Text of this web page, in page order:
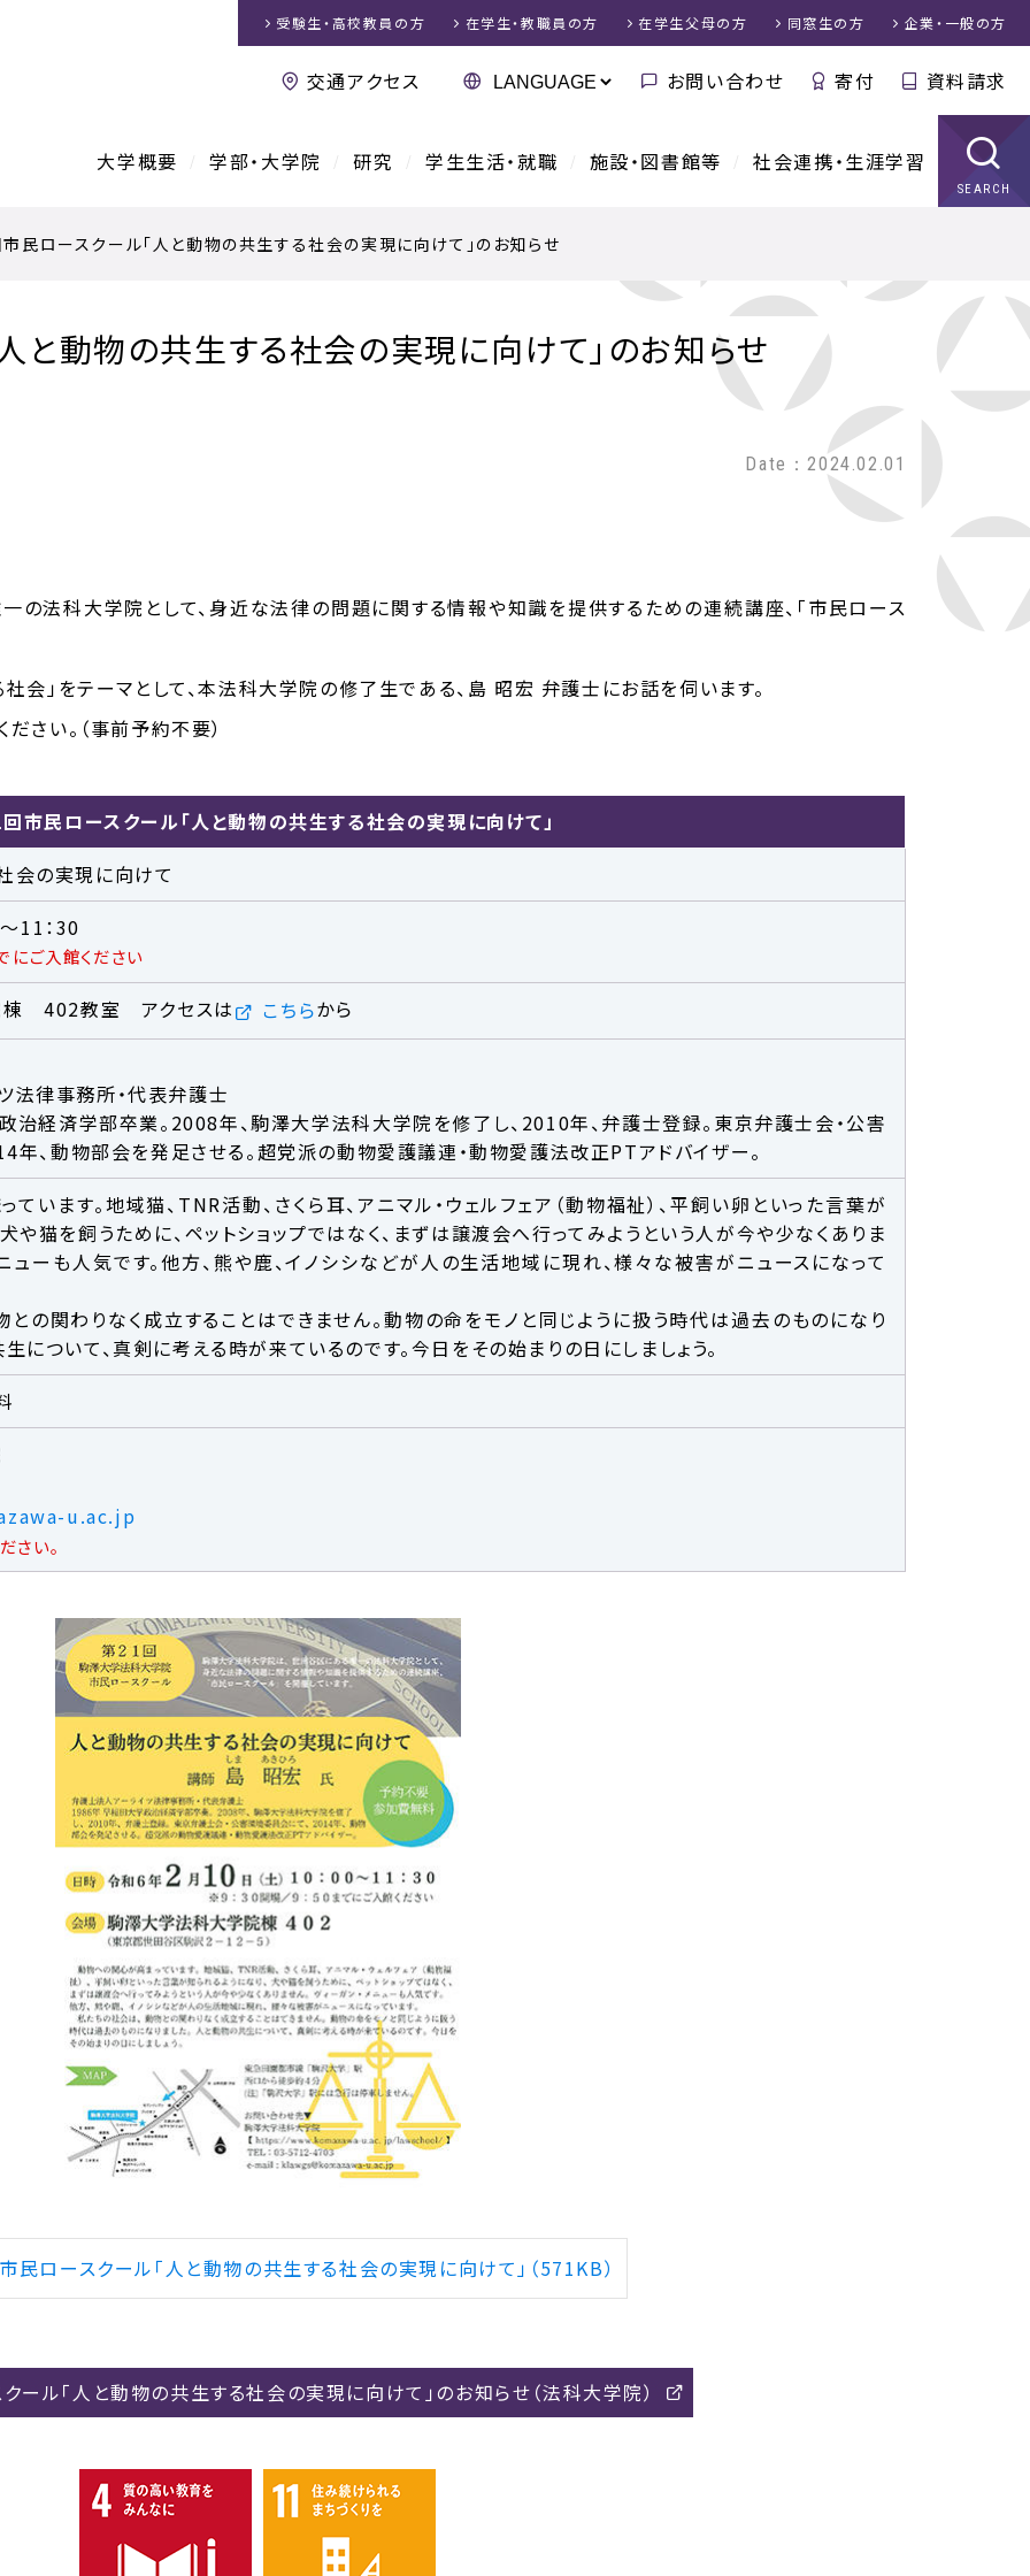
大学概要 学部・大学院 研究 学生生活・就職 施設・図書館等 社会連携・生涯学習
SEARCH
受験生・高校教員 の方 在学生・教職員 の方 在学生父母の方 同窓生の方 企業・一般の方
交通アクセス お問い合わせ 寄付 資料請求
民ロースクール「人と動物の共生する社会の実現に向けて」のお知らせ
と動物の共生する社会の実現に向けて」のお知らせ
Date：2024.02.01
の法科大学院として、身近な法律の問題に関する情報や知識を提供するための連続講座、「市民ロース
会」をテーマとして、本法科大学院の修了生である、島 昭宏 弁護士にお話を伺います。
さい。（事前予約不要）
市民ロースクール「人と動物の共生する社会の実現に向けて」
会の実現に向けて
11：30
にご入館ください
棟 402教室 アクセスは こちらから
法律事務所・代表弁護士
経済学部卒業。2008年、駒澤大学法科大学院を修了し、2010年、弁護士登録。東京弁護士会・公害
年、動物部会を発足させる。超党派の動物愛護議連・動物愛護法改正PTアドバイザー。
います。地域猫、TNR活動、さくら耳、アニマル・ウェルフェア（動物福祉）、平飼い卵といった言葉が
や猫を飼うために、ペットショップではなく、まずは譲渡会へ行ってみようという人が今や少なくありま
ューも人気です。他方、熊や鹿、イノシシなどが人の生活地域に現れ、様々な被害がニュースになって
との関わりなく成立することはできません。動物の命をモノと同じように扱う時代は過去のものになり
について、真剣に考える時が来ているのです。今日をその始まりの日にしましょう。
u.ac.jp
さい。
民ロースクール「人と動物の共生する社会の実現に向けて」（571KB）
ール「人と動物の共生する社会の実現に向けて」のお知らせ（法科大学院）